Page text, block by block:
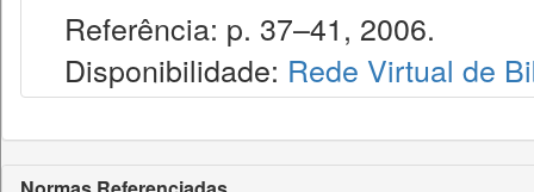
Referência: p. 37–41, 2006.
Disponibilidade: Rede Virtual de